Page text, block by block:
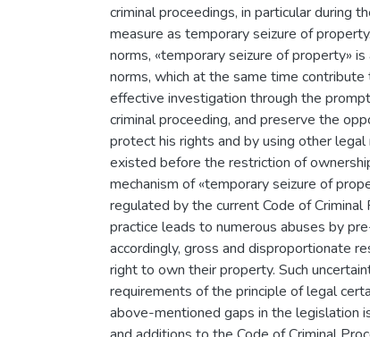
criminal proceedings, in particular during
measure as temporary seizure of
norms, «temporary seizure of property»
norms, which at the same time
effective investigation through the
criminal proceeding, and preserve the
protect his rights and by using other
existed before the restriction of
mechanism of «temporary seizure of
regulated by the current Code of Criminal
practice leads to numerous abuses by
accordingly, gross and disproportionate
right to own their property. Such
requirements of the principle of legal
above-mentioned gaps in the legislation